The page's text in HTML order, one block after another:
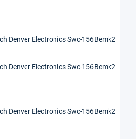
Denver Electronics Swc-156Bemk2
Denver Electronics Swc-156Bemk2
Denver Electronics Swc-156Bemk2